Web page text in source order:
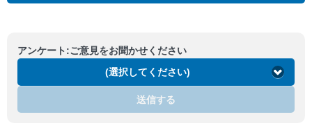
アンケート:ご意見をお聞かせください
(選択してください)
送信する